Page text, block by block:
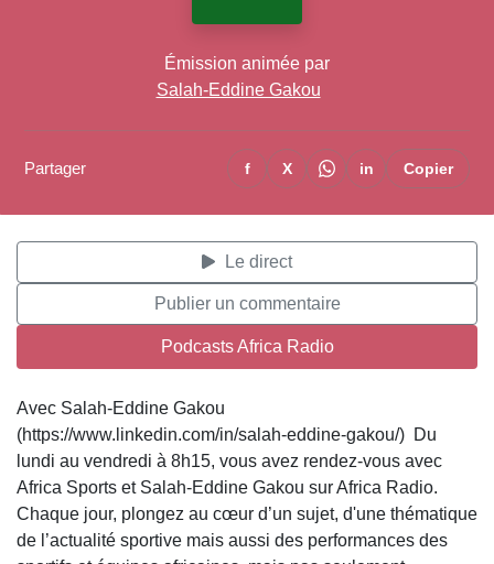
Émission animée par
Salah-Eddine Gakou
Partager f X in Copier
Le direct
Publier un commentaire
Podcasts Africa Radio
Avec Salah-Eddine Gakou
(https://www.linkedin.com/in/salah-eddine-gakou/) Du
lundi au vendredi à 8h15, vous avez rendez-vous avec
Africa Sports et Salah-Eddine Gakou sur Africa Radio.
Chaque jour, plongez au cœur d’un sujet, d'une thématique
de l’actualité sportive mais aussi des performances des